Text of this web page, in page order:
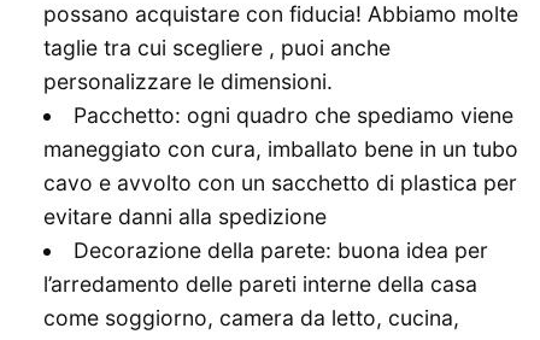
possano acquistare con fiducia! Abbiamo molte
taglie tra cui scegliere , puoi anche
personalizzare le dimensioni.
Pacchetto: ogni quadro che spediamo viene
maneggiato con cura, imballato bene in un tubo
cavo e avvolto con un sacchetto di plastica per
evitare danni alla spedizione
Decorazione della parete: buona idea per
l’arredamento delle pareti interne della casa
come soggiorno, camera da letto, cucina,